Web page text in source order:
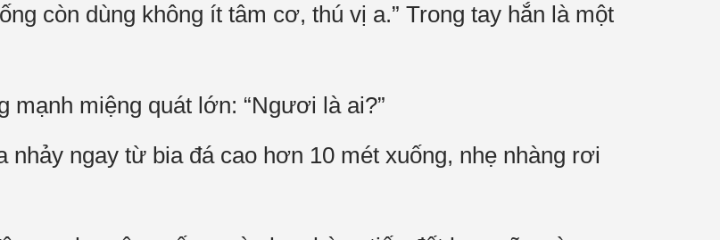
còn dùng không ít tâm cơ, thú vị a.” Trong tay hắn là một
miệng quát lớn: “Ngươi là ai?”
nhảy ngay từ bia đá cao hơn 10 mét xuống, nhẹ nhàng rơi